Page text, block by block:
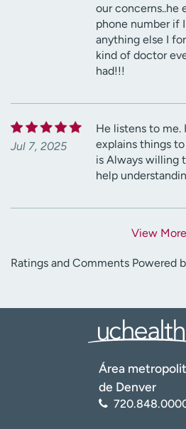
our concerns..he
phone number if
anything else I
kind of doctor
had!!!
Jul 7, 2025
He listens to me.
explains things
is Always willing
help
View More
Ratings and Comments Powered
Área
de Denver